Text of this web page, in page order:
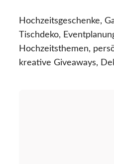
Hochzeitsgeschenke,
Tischdeko,
Hochzeitsthemen,
kreative Giveaways,